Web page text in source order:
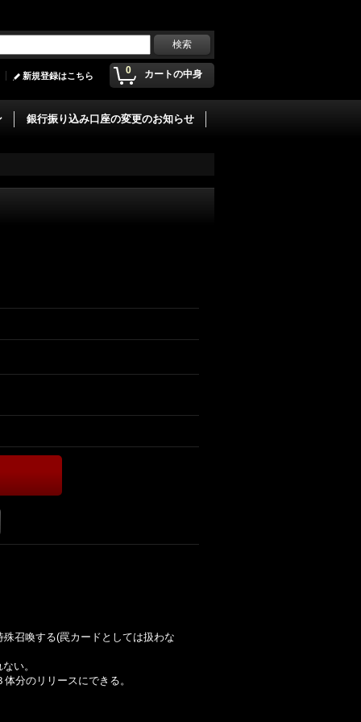
0 カートの中身
新規登録はこちら
銀行振り込み口座の変更のお知らせ
召喚する(罠カードとしては扱わな
い。
分のリリースにできる。